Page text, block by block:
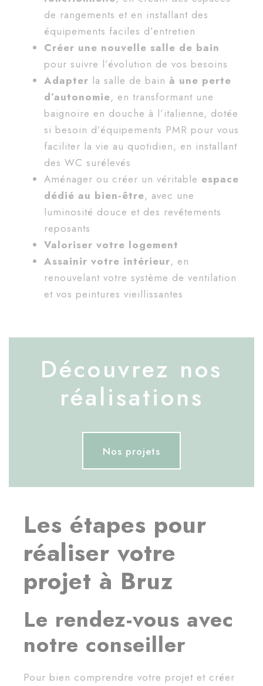
de rangements et en installant des
équipements faciles d’entretien
Créer une nouvelle salle de bain
pour suivre l’évolution de vos besoins
Adapter la salle de bain à une perte
d’autonomie, en transformant une
baignoire en douche à l’italienne, dotée
si besoin d’équipements PMR pour vous
faciliter la vie au quotidien, en installant
des WC surélevés
Aménager ou créer un véritable espace
dédié au bien-être, avec une
luminosité douce et des revêtements
reposants
Valoriser votre logement
Assainir votre intérieur, en
renouvelant votre système de ventilation
et vos peintures vieillissantes
Découvrez nos
réalisations
Nos projets
Les étapes pour
réaliser votre
projet à Bruz
Le rendez-vous avec
notre conseiller
Pour bien comprendre votre projet et créer